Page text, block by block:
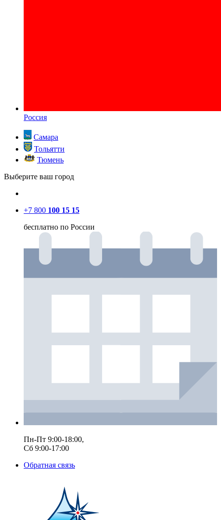
Россия
Самара
Тольятти
Тюмень
Выберите ваш город
+7 800 100 15 15
бесплатно по России
Пн-Пт 9:00-18:00,
Сб 9:00-17:00
Обратная связь